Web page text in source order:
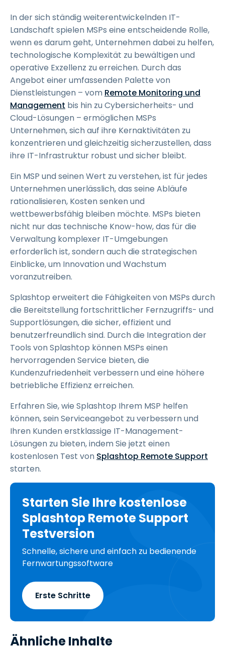
In der sich ständig weiterentwickelnden IT-
Landschaft spielen MSPs eine entscheidende Rolle,
wenn es darum geht, Unternehmen dabei zu helfen,
technologische Komplexität zu bewältigen und
operative Exzellenz zu erreichen. Durch das
Angebot einer umfassenden Palette von
Dienstleistungen – vom Remote Monitoring und
Management bis hin zu Cybersicherheits- und
Cloud-Lösungen – ermöglichen MSPs
Unternehmen, sich auf ihre Kernaktivitäten zu
konzentrieren und gleichzeitig sicherzustellen, dass
ihre IT-Infrastruktur robust und sicher bleibt.
Ein MSP und seinen Wert zu verstehen, ist für jedes
Unternehmen unerlässlich, das seine Abläufe
rationalisieren, Kosten senken und
wettbewerbsfähig bleiben möchte. MSPs bieten
nicht nur das technische Know-how, das für die
Verwaltung komplexer IT-Umgebungen
erforderlich ist, sondern auch die strategischen
Einblicke, um Innovation und Wachstum
voranzutreiben.
Splashtop erweitert die Fähigkeiten von MSPs durch
die Bereitstellung fortschrittlicher Fernzugriffs- und
Supportlösungen, die sicher, effizient und
benutzerfreundlich sind. Durch die Integration der
Tools von Splashtop können MSPs einen
hervorragenden Service bieten, die
Kundenzufriedenheit verbessern und eine höhere
betriebliche Effizienz erreichen.
Erfahren Sie, wie Splashtop Ihrem MSP helfen
können, sein Serviceangebot zu verbessern und
Ihren Kunden erstklassige IT-Management-
Lösungen zu bieten, indem Sie jetzt einen
kostenlosen Test von Splashtop Remote Support
starten.
Starten Sie Ihre kostenlose
Splashtop Remote Support
Testversion
Schnelle, sichere und einfach zu bedienende
Fernwartungssoftware
Erste Schritte
Ähnliche Inhalte